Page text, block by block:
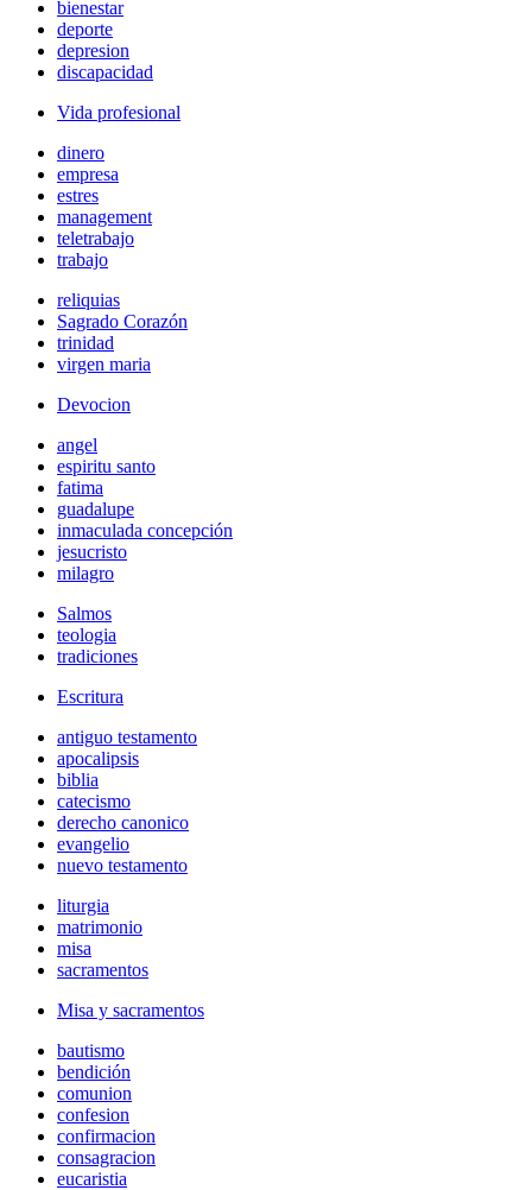
bienestar
deporte
depresion
discapacidad
Vida profesional
dinero
empresa
estres
management
teletrabajo
trabajo
reliquias
Sagrado Corazón
trinidad
virgen maria
Devocion
angel
espiritu santo
fatima
guadalupe
inmaculada concepción
jesucristo
milagro
Salmos
teologia
tradiciones
Escritura
antiguo testamento
apocalipsis
biblia
catecismo
derecho canonico
evangelio
nuevo testamento
liturgia
matrimonio
misa
sacramentos
Misa y sacramentos
bautismo
bendición
comunion
confesion
confirmacion
consagracion
eucaristia